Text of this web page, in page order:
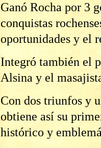
Ganó Rocha por 3
conquistas
oportunidades y el
Integró también el
Alsina y el
Con dos triunfos y
obtiene así su
histórico y